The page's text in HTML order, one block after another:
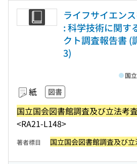
ライフサイエン
: 科学技術に関す
クト調査報告書 (
3)
紙 図書
国立国会図書館調査及び立法考
<RA21-L148>
国
著者標目 国立国会図書館調査及び立